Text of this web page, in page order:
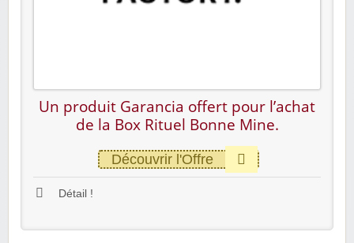
Un produit Garancia offert pour l’achat
de la Box Rituel Bonne Mine.
Découvrir l'Offre
Détail !